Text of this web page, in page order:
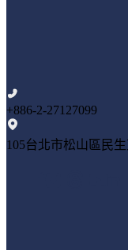
+886-2-27127099
105台北市松山區民